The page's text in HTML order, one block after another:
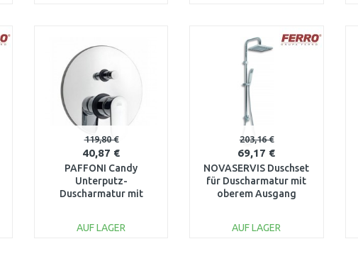
Vergleichen Vergleichen
119,80 €
40,87 €
PAFFONI Candy
Unterputz-
Duscharmatur mit
AUF LAGER
203,16 €
69,17 €
NOVASERVIS Duschset
für Duscharmatur mit
oberem Ausgang
AUF LAGER